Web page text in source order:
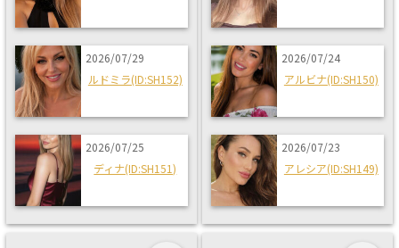
2026/07/29
ルドミラ(ID:SH152)
2026/07/25
ディナ(ID:SH151)
2026/07/24
アルビナ(ID:SH150)
2026/07/23
アレシア(ID:SH149)